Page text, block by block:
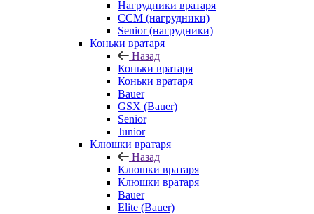
Нагрудники вратаря
CCM (нагрудники)
Senior (нагрудники)
Коньки вратаря
Назад
Коньки вратаря
Коньки вратаря
Bauer
GSX (Bauer)
Senior
Junior
Клюшки вратаря
Назад
Клюшки вратаря
Клюшки вратаря
Bauer
Elite (Bauer)